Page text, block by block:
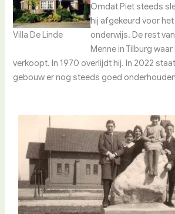
Villa De Linde
Omdat Piet steeds
hij afgekeurd voor
onderwijs. De rest
Menne in Tilburg
verkoopt. In 1970 overlijdt hij. In 2022
gebouw er nog steeds goed